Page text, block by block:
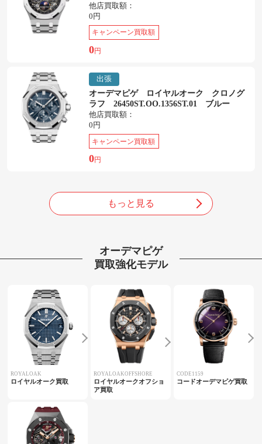
他店買取額：
0円
キャンペーン買取額
0円
出張
オーデマピゲ ロイヤルオーク クロノグ
ラフ 26450ST.OO.1356ST.01 ブルー
他店買取額：
0円
キャンペーン買取額
0円
もっと見る
オーデマピゲ
買取強化モデル
ROYALOAK
ロイヤルオーク買取
ROYALOAKOFFSHORE
ロイヤルオークオフショ
ア買取
CODE1159
コードオーデマピゲ買取